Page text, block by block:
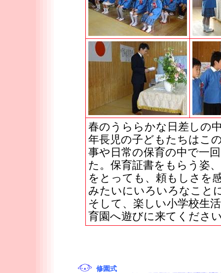
春のうららかな日差しの
年長児の子どもたちはこ
事や日常の保育の中で一
た。保育証書をもらう姿
をとっても、頼もしさを
みたいにいろいろなこと
そして、楽しい小学校生
育園へ遊びに来てくださ
修園式